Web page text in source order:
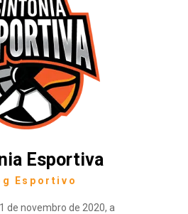
Esportiva
Esportivo
de novembro de 2020, a